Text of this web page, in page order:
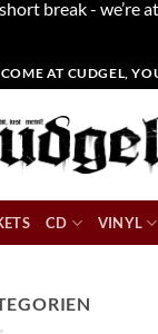
break - we’re
AT CUDGEL,
CD VINYL